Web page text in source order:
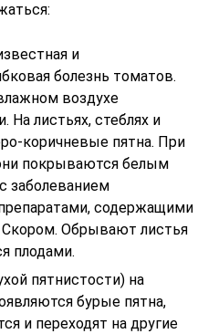
и
болезнь томатов.
воздухе
На листьях, стеблях и
коричневые пятна. При
покрываются белым
заболеванием
содержащими
Обрывают листья
плодами.
пятнистости) на
бурые пятна,
и переходят на другие